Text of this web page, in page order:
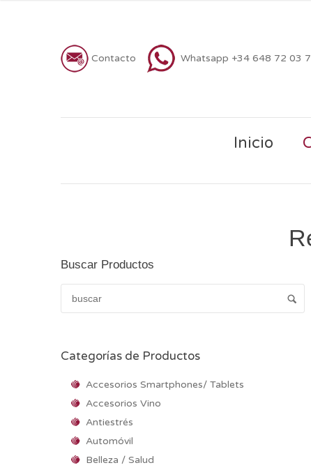
Contacto Whatsapp +34 648 72 03
Inicio
Buscar Productos
Categorías de Productos
Accesorios Smartphones/ Tablets
Accesorios Vino
Antiestrés
Automóvil
Belleza / Salud